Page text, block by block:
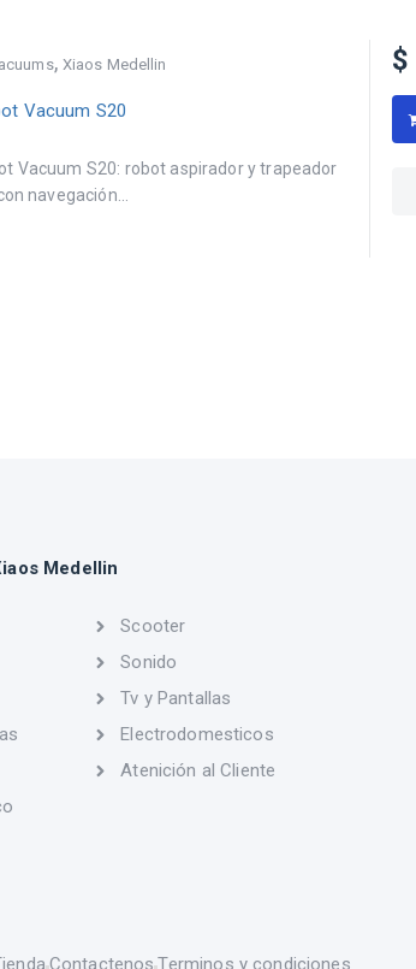
, Xiaos Medellin
Vacuum S20
Vacuum S20: robot aspirador y trapeador
navegación...
$
Medellin
Scooter
Sonido
Tv y Pantallas
Electrodomesticos
Atenición al Cliente
ContactenosTerminos y condiciones